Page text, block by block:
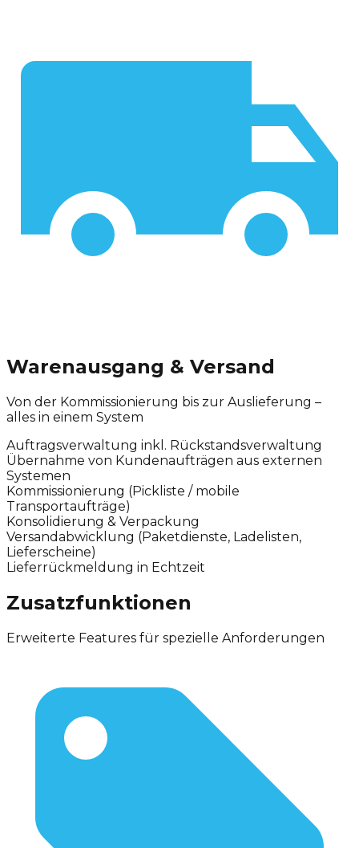
Warenausgang & Versand
Von der Kommissionierung bis zur Auslieferung –
alles in einem System
Auftragsverwaltung inkl. Rückstandsverwaltung
Übernahme von Kundenaufträgen aus externen
Systemen
Kommissionierung (Pickliste / mobile
Transportaufträge)
Konsolidierung & Verpackung
Versandabwicklung (Paketdienste, Ladelisten,
Lieferscheine)
Lieferrückmeldung in Echtzeit
Zusatzfunktionen
Erweiterte Features für spezielle Anforderungen